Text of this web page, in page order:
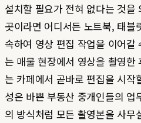
설치할 필요가 전혀 없다는 것을
곳이라면 어디서든 노트북, 태블
속하여 영상 편집 작업을 이어갈
는 매물 현장에서 영상을 촬영
는 카페에서 곧바로 편집을 시작
성은 바쁜 부동산 중개인들의
의 방식처럼 모든 촬영본을 사무